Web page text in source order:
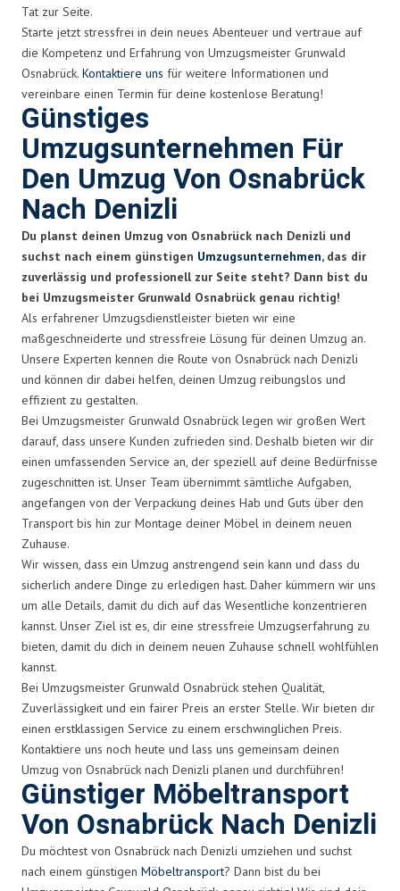
Tat zur Seite.
Starte jetzt stressfrei in dein neues Abenteuer und vertraue auf
die Kompetenz und Erfahrung von Umzugsmeister Grunwald
Osnabrück. Kontaktiere uns für weitere Informationen und
vereinbare einen Termin für deine kostenlose Beratung!
Günstiges
Umzugsunternehmen Für
Den Umzug Von Osnabrück
Nach Denizli
Du planst deinen Umzug von Osnabrück nach Denizli und
suchst nach einem günstigen Umzugsunternehmen, das dir
zuverlässig und professionell zur Seite steht? Dann bist du
bei Umzugsmeister Grunwald Osnabrück genau richtig!
Als erfahrener Umzugsdienstleister bieten wir eine
maßgeschneiderte und stressfreie Lösung für deinen Umzug an.
Unsere Experten kennen die Route von Osnabrück nach Denizli
und können dir dabei helfen, deinen Umzug reibungslos und
effizient zu gestalten.
Bei Umzugsmeister Grunwald Osnabrück legen wir großen Wert
darauf, dass unsere Kunden zufrieden sind. Deshalb bieten wir dir
einen umfassenden Service an, der speziell auf deine Bedürfnisse
zugeschnitten ist. Unser Team übernimmt sämtliche Aufgaben,
angefangen von der Verpackung deines Hab und Guts über den
Transport bis hin zur Montage deiner Möbel in deinem neuen
Zuhause.
Wir wissen, dass ein Umzug anstrengend sein kann und dass du
sicherlich andere Dinge zu erledigen hast. Daher kümmern wir uns
um alle Details, damit du dich auf das Wesentliche konzentrieren
kannst. Unser Ziel ist es, dir eine stressfreie Umzugserfahrung zu
bieten, damit du dich in deinem neuen Zuhause schnell wohlfühlen
kannst.
Bei Umzugsmeister Grunwald Osnabrück stehen Qualität,
Zuverlässigkeit und ein fairer Preis an erster Stelle. Wir bieten dir
einen erstklassigen Service zu einem erschwinglichen Preis.
Kontaktiere uns noch heute und lass uns gemeinsam deinen
Umzug von Osnabrück nach Denizli planen und durchführen!
Günstiger Möbeltransport
Von Osnabrück Nach Denizli
Du möchtest von Osnabrück nach Denizli umziehen und suchst
nach einem günstigen Möbeltransport? Dann bist du bei